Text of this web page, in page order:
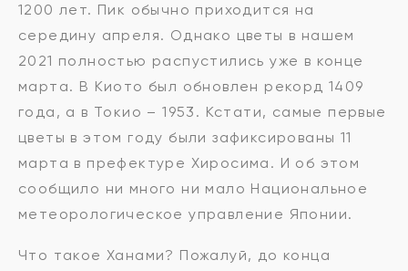
1200 лет. Пик обычно приходится на
середину апреля. Однако цветы в нашем
2021 полностью распустились уже в конце
марта. В Киото был обновлен рекорд 1409
года, а в Токио – 1953. Кстати, самые первые
цветы в этом году были зафиксированы 11
марта в префектуре Хиросима. И об этом
сообщило ни много ни мало Национальное
метеорологическое управление Японии.
Что такое Ханами? Пожалуй, до конца